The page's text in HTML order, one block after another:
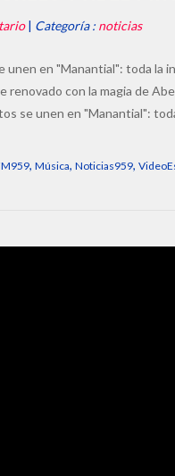
| Categoría : noticias
en "Manantial": toda la
renovado con la magia de
se unen en "Manantial":
, Música, Noticias959,